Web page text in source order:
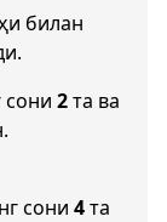
билан
сони 2та ва
сони 4та